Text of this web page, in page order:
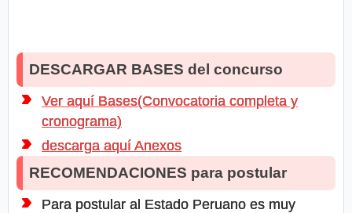
DESCARGAR BASES del concurso
Ver aquí Bases(Convocatoria completa y
cronograma)
descarga aquí Anexos
RECOMENDACIONES para postular
Para postular al Estado Peruano es muy